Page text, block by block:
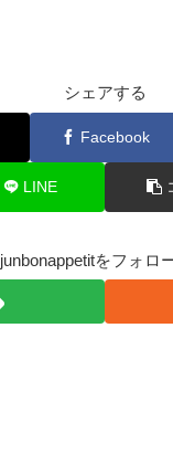
シェアする
Facebook
LINE
junbonappetitをフォロ